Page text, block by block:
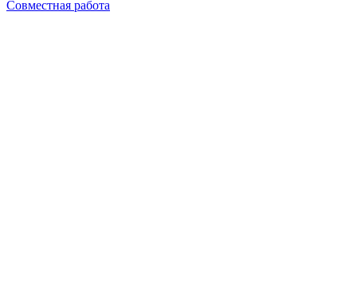
Совместная работа